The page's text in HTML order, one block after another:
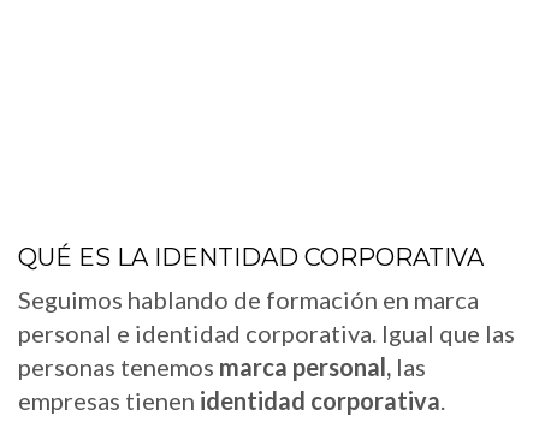
QUÉ ES LA IDENTIDAD CORPORATIVA
Seguimos hablando de formación en marca
personal e identidad corporativa. Igual que las
personas tenemos marca personal, las
empresas tienen identidad corporativa.